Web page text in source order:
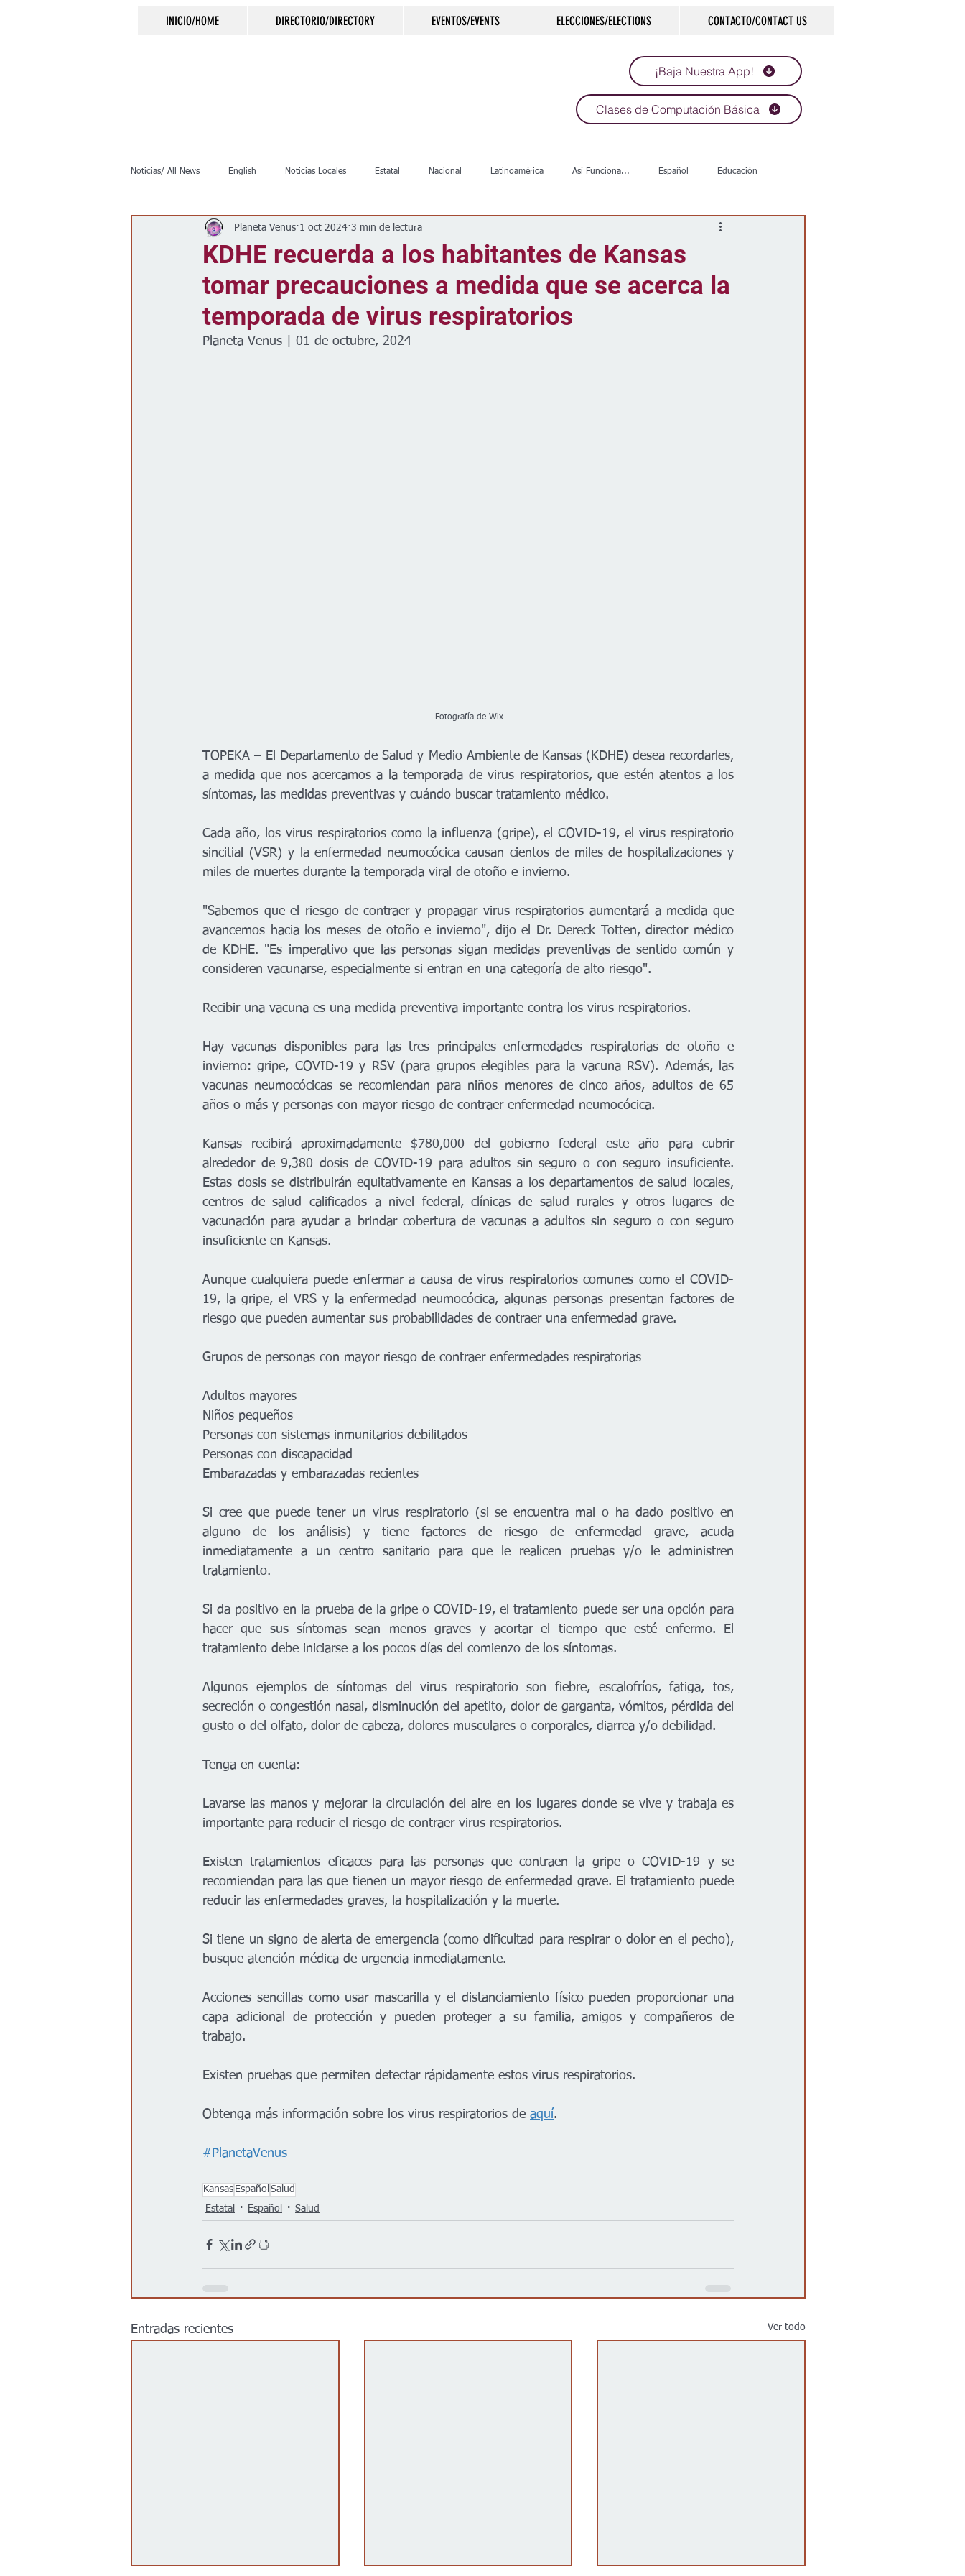
INICIO/HOME DIRECTORIO/DIRECTORY EVENTOS/EVENTS ELECCIONES/ELECTIONS CONTACTO/CONTACT US
¡Baja Nuestra App!
Clases de Computación Básica
Noticias/ All News English Noticias Locales Estatal Nacional Latinoamérica Así Funciona... Español Educación
Inmigración Crimen Negocios Salud Arte & Cultura
Clima Vivienda Escuelas Calles Desamparados Carreteras Comunidad Historias que inspiran
Espectáculos
KDHE recuerda a los habitantes de Kansas
tomar precauciones a medida que se acerca la
temporada de virus respiratorios
Planeta Venus 1 oct 2024 3 min de lectura
Planeta Venus | 01 de octubre, 2024
                                                                                 Fotografía de Wix
TOPEKA – El Departamento de Salud y Medio Ambiente de Kansas (KDHE) desea recordarles,
a medida que nos acercamos a la temporada de virus respiratorios, que estén atentos a los
síntomas, las medidas preventivas y cuándo buscar tratamiento médico.
Cada año, los virus respiratorios como la influenza (gripe), el COVID-19, el virus respiratorio
sincitial (VSR) y la enfermedad neumocócica causan cientos de miles de hospitalizaciones y
miles de muertes durante la temporada viral de otoño e invierno.
"Sabemos que el riesgo de contraer y propagar virus respiratorios aumentará a medida que
avancemos hacia los meses de otoño e invierno", dijo el Dr. Dereck Totten, director médico
de KDHE. "Es imperativo que las personas sigan medidas preventivas de sentido común y
consideren vacunarse, especialmente si entran en una categoría de alto riesgo".
Recibir una vacuna es una medida preventiva importante contra los virus respiratorios.
Hay vacunas disponibles para las tres principales enfermedades respiratorias de otoño e
invierno: gripe, COVID-19 y RSV (para grupos elegibles para la vacuna RSV). Además, las
vacunas neumocócicas se recomiendan para niños menores de cinco años, adultos de 65
años o más y personas con mayor riesgo de contraer enfermedad neumocócica.
Kansas recibirá aproximadamente $780,000 del gobierno federal este año para cubrir
alrededor de 9,380 dosis de COVID-19 para adultos sin seguro o con seguro insuficiente.
Estas dosis se distribuirán equitativamente en Kansas a los departamentos de salud locales,
centros de salud calificados a nivel federal, clínicas de salud rurales y otros lugares de
vacunación para ayudar a brindar cobertura de vacunas a adultos sin seguro o con seguro
insuficiente en Kansas.
Aunque cualquiera puede enfermar a causa de virus respiratorios comunes como el COVID-
19, la gripe, el VRS y la enfermedad neumocócica, algunas personas presentan factores de
riesgo que pueden aumentar sus probabilidades de contraer una enfermedad grave.
Grupos de personas con mayor riesgo de contraer enfermedades respiratorias
Adultos mayores
Niños pequeños
Personas con sistemas inmunitarios debilitados
Personas con discapacidad
Embarazadas y embarazadas recientes
Si cree que puede tener un virus respiratorio (si se encuentra mal o ha dado positivo en
alguno de los análisis) y tiene factores de riesgo de enfermedad grave, acuda
inmediatamente a un centro sanitario para que le realicen pruebas y/o le administren
tratamiento.
Si da positivo en la prueba de la gripe o COVID-19, el tratamiento puede ser una opción para
hacer que sus síntomas sean menos graves y acortar el tiempo que esté enfermo. El
tratamiento debe iniciarse a los pocos días del comienzo de los síntomas.
Algunos ejemplos de síntomas del virus respiratorio son fiebre, escalofríos, fatiga, tos,
secreción o congestión nasal, disminución del apetito, dolor de garganta, vómitos, pérdida del
gusto o del olfato, dolor de cabeza, dolores musculares o corporales, diarrea y/o debilidad.
Tenga en cuenta:
Lavarse las manos y mejorar la circulación del aire en los lugares donde se vive y trabaja es
importante para reducir el riesgo de contraer virus respiratorios.
Existen tratamientos eficaces para las personas que contraen la gripe o COVID-19 y se
recomiendan para las que tienen un mayor riesgo de enfermedad grave. El tratamiento puede
reducir las enfermedades graves, la hospitalización y la muerte.
Si tiene un signo de alerta de emergencia (como dificultad para respirar o dolor en el pecho),
busque atención médica de urgencia inmediatamente.
Acciones sencillas como usar mascarilla y el distanciamiento físico pueden proporcionar una
capa adicional de protección y pueden proteger a su familia, amigos y compañeros de
trabajo.
Existen pruebas que permiten detectar rápidamente estos virus respiratorios.
Obtenga más información sobre los virus respiratorios de aquí.
#PlanetaVenus
Kansas Español Salud
Estatal
Español Salud
Entradas recientes Ver todo